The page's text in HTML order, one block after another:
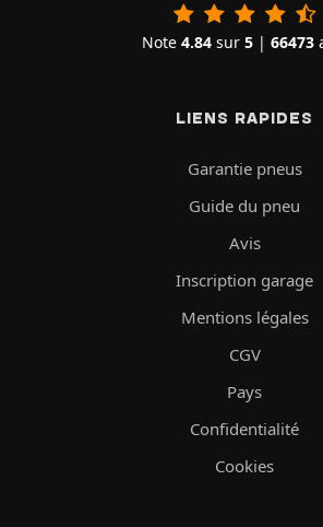
Note 4.84 sur 5 | 66473
LIENS RAPIDES
Garantie pneus
Guide du pneu
Avis
Inscription garage
Mentions légales
CGV
Pays
Confidentialité
Cookies